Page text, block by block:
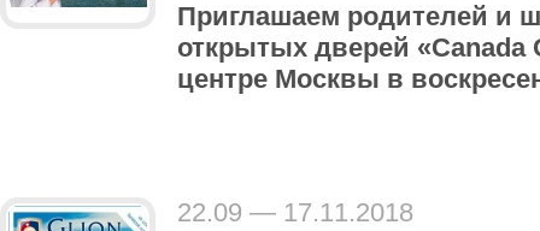
Приглашаем родителей и
открытых дверей «Canada
центре Москвы в
22.09 — 17.11.2018